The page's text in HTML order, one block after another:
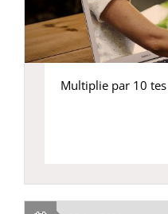
Multiplie par 10 tes